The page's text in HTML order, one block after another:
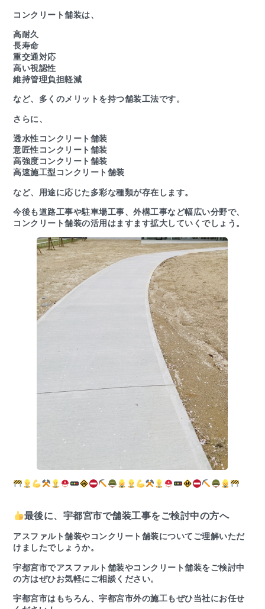
コンクリート舗装は、
高耐久
長寿命
重交通対応
高い視認性
維持管理負担軽減
など、多くのメリットを持つ舗装工法です。
さらに、
透水性コンクリート舗装
意匠性コンクリート舗装
高強度コンクリート舗装
高速施工型コンクリート舗装
など、用途に応じた多彩な種類が存在します。
今後も道路工事や駐車場工事、外構工事など幅広い分野で、
コンクリート舗装の活用はますます拡大していくでしょう。
最後に、宇都宮市で舗装工事をご検討中の方へ
アスファルト舗装やコンクリート舗装についてご理解いただ
けましたでしょうか。
宇都宮市でアスファルト舗装やコンクリート舗装をご検討中
の方はぜひお気軽にご相談ください。
宇都宮市はもちろん、宇都宮市外の施工もぜひ当社にお任せ